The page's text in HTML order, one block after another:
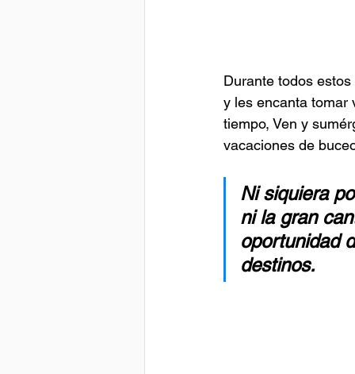
Durante todos
y les encanta tomar
tiempo, Ven y
vacaciones de
Ni siquiera
ni la gran
oportunidad
destinos.